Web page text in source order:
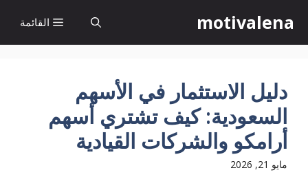
إلى
المحتوى
motivalena القائمة
دليل الاستثمار في الأسهم
السعودية: كيف تشتري أسهم
أرامكو والشركات القيادية
مايو 21, 2026